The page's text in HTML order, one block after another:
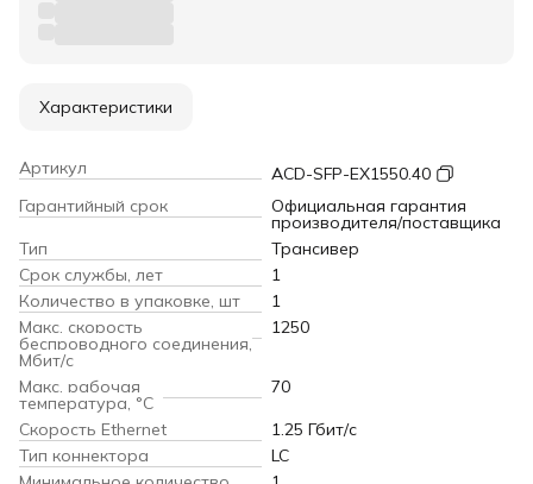
Характеристики
Артикул
ACD-SFP-EX1550.40
Гарантийный срок
Официальная гарантия
производителя/поставщика
Тип
Трансивер
Срок службы, лет
1
Количество в упаковке, шт
1
Макс. скорость
беспроводного соединения,
Мбит/с
1250
Макс. рабочая
температура, °С
70
Скорость Ethernet
1.25 Гбит/с
Тип коннектора
LC